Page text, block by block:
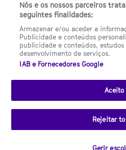
NBC Universal Global Networks
by Universal Studios International
NBC Universal Global Networks,
95. Planta 10 Edificio Torre Europa
SYFY Portugal is subject to
(CNMC).
Channel
SCI FI Slovenija SCI FI Србија
Portugal
Nós e os nossos parceiros
seguintes finalidades:
Armazenar e/ou aceder a
Publicidade e conteúdos
publicidade e conteúdos,
desenvolvimento de serviços.
IAB e Fornecedores Google
Aceito
Rejeitar
Gerir